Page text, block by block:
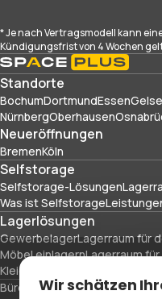
* Je nach Vertragsmodell kann
Kündigungsfrist von 4 Wochen
Standorte
BochumDortmundEssen
NürnbergOberhausen
Neueröffnungen
BremenKöln
Selfstorage
Selfstorage-Lösungen
Was ist Selfstorage
Lagerlösungen
GewerbelagerLagerraum für
Möbel einlagernLagerraum
Kleidung einlagern
BüroräumeWir schätzen